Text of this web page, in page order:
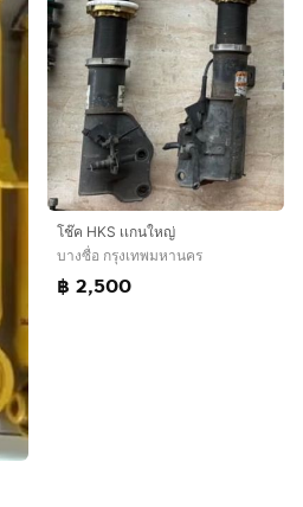
โช๊ค HKS เเกนใหญ่
บางซื่อ กรุงเทพมหานคร
฿ 2,500